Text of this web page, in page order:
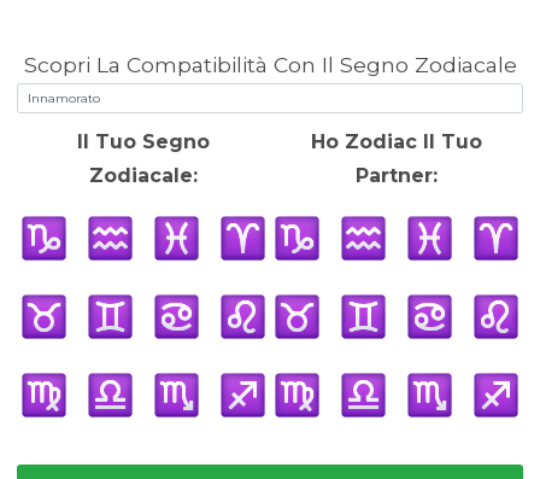
Scopri La Compatibilità Con Il Segno Zodiacale
Il Tuo Segno
Zodiacale:
Ho Zodiac Il Tuo
Partner: